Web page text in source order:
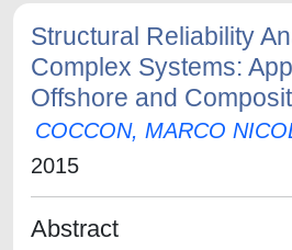
Structural Reliability
Complex Systems:
Offshore and
COCCON, MARCO
2015
Abstract